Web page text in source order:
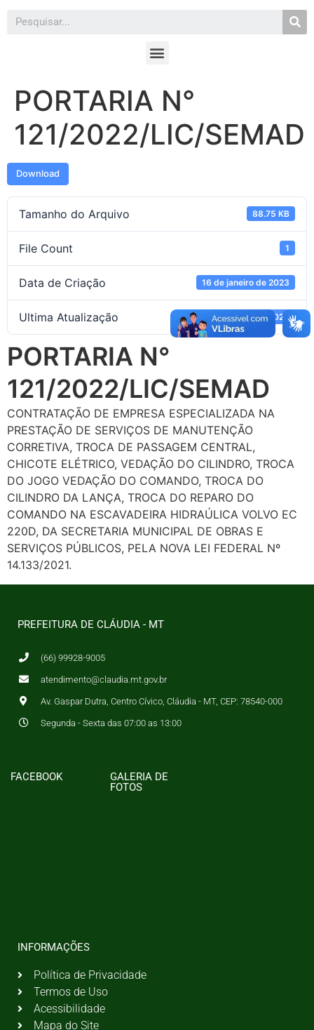
PORTARIA N°
121/2022/LIC/SEMAD
Download
Tamanho do Arquivo 88.75 KB
File Count 1
Data de Criação 16 de janeiro de 2023
Ultima Atualização 16 de janeiro de 2023
PORTARIA N°
121/2022/LIC/SEMAD
CONTRATAÇÃO DE EMPRESA ESPECIALIZADA NA
PRESTAÇÃO DE SERVIÇOS DE MANUTENÇÃO
CORRETIVA, TROCA DE PASSAGEM CENTRAL,
CHICOTE ELÉTRICO, VEDAÇÃO DO CILINDRO, TROCA
DO JOGO VEDAÇÃO DO COMANDO, TROCA DO
CILINDRO DA LANÇA, TROCA DO REPARO DO
COMANDO NA ESCAVADEIRA HIDRAÚLICA VOLVO EC
220D, DA SECRETARIA MUNICIPAL DE OBRAS E
SERVIÇOS PÚBLICOS, PELA NOVA LEI FEDERAL Nº
14.133/2021.
PREFEITURA DE CLÁUDIA - MT
(66) 99928-9005
atendimento@claudia.mt.gov.br
Av. Gaspar Dutra, Centro Cívico, Cláudia - MT, CEP: 78540-000
Segunda - Sexta das 07:00 as 13:00
FACEBOOK
GALERIA DE
FOTOS
INFORMAÇÕES
Política de Privacidade
Termos de Uso
Acessibilidade
Mapa do Site